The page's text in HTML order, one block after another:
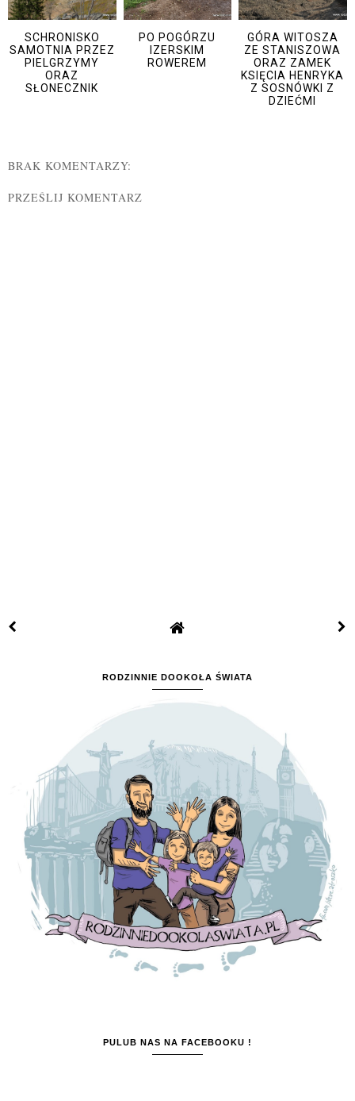
SCHRONISKO
SAMOTNIA PRZEZ
PIELGRZYMY
ORAZ
SŁONECZNIK
PO POGÓRZU
IZERSKIM
ROWEREM
GÓRA WITOSZA
ZE STANISZOWA
ORAZ ZAMEK
KSIĘCIA HENRYKA
Z SOSNÓWKI Z
DZIEĆMI
BRAK KOMENTARZY:
PRZEŚLIJ KOMENTARZ
RODZINNIE DOOKOŁA ŚWIATA
PULUB NAS NA FACEBOOKU !